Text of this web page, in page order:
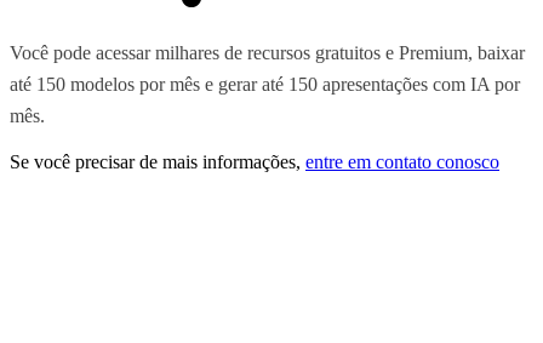
Você pode acessar milhares de recursos gratuitos e Premium, baixar
até 150 modelos por mês e gerar até 150 apresentações com IA por
mês.
Se você precisar de mais informações, entre em contato conosco